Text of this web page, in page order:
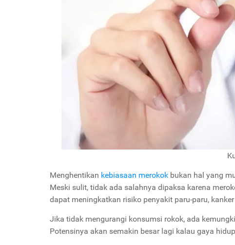
Menghentikan kebiasaan merokok bukan hal yang
Meski sulit, tidak ada salahnya dipaksa karena
dapat meningkatkan risiko penyakit paru-paru,
Jika tidak mengurangi konsumsi rokok, ada
Potensinya akan semakin besar lagi kalau gaya